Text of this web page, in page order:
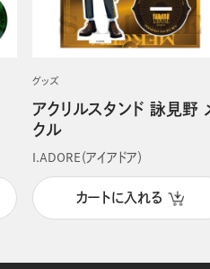
グッズ
アクリルスタンド 詠見野
クル
I.ADORE（アイアドア）
カートに入れる